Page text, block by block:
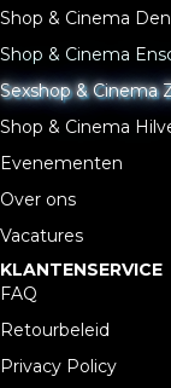
Shop & Cinema
Shop & Cinema
Sexshop & Cinema
Shop & Cinema
Evenementen
Over ons
Vacatures
KLANTENSERVICE
FAQ
Retourbeleid
Privacy Policy